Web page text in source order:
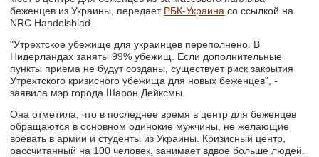
беженцев из Украины, передает РБК-Украина со ссылкой на
NRC Handelsblad.
"Утрехтское убежище для украинцев переполнено. В
Нидерландах заняты 99% убежищ. Если дополнительные
пункты приема не будут созданы, существует риск закрытия
Утрехтского кризисного убежища для новых беженцев", -
заявила мэр города Шарон Дейксмы.
Она отметила, что в последнее время в центр для беженцев
обращаются в основном одинокие мужчины, не желающие
воевать в армии и студенты из Украины. Кризисный центр,
рассчитанный на 100 человек, занимает вдвое больше людей.